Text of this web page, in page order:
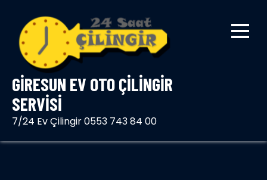
content
GIRESUN EV OTO ÇILINGIR
SERVISI
7/24 Ev Çilingir 0553 743 84 00